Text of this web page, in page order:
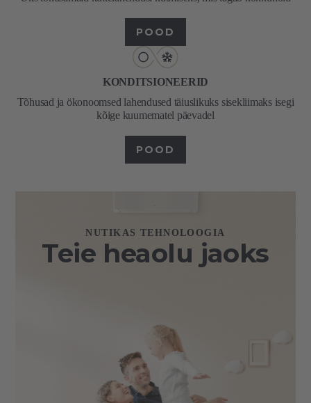
POOD
KONDITSIONEERID
Tõhusad ja ökonoomsed lahendused täiuslikuks sisekliimaks isegi
kõige kuumematel päevadel
POOD
NUTIKAS TEHNOLOOGIA
Teie heaolu jaoks